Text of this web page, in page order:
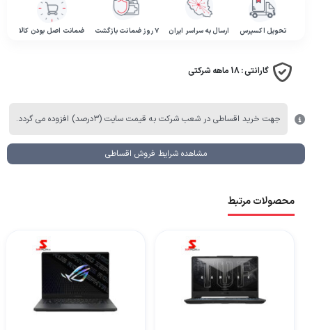
تحویل اکسپرس ارسال به سراسر ایران ۷ روز ضمانت بازگشت ضمانت اصل بودن کالا
گارانتی :18 ماهه شرکتی
جهت خرید اقساطی در شعب شرکت به قیمت سایت (۳درصد) افزوده می گردد.
مشاهده شرایط فروش اقساطی
محصولات مرتبط